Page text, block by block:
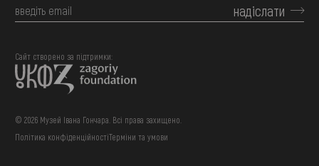
надіслати
© 2026 Музей Івана Гончара. Всі права захищено.
Сайт створено за підтримки:
Політика конфіденційностіТерміни та умови